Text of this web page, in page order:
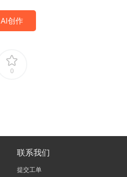
AI创作
0
联系我们
提交工单